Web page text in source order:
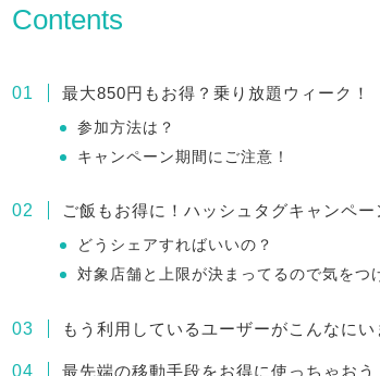
Contents
最大850円もお得？乗り放題ウィーク！
参加方法は？
キャンペーン期間にご注意！
ご飯もお得に！ハッシュタグキャンペー
どうシェアすればいいの？
対象店舗と上限が決まってるので気をつ
もう利用しているユーザーがこんなにい
最先端の移動手段をお得に使っちゃおう